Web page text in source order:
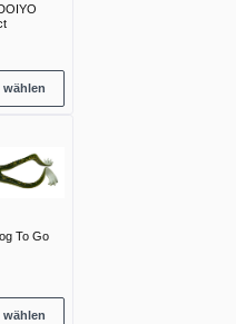
To Go